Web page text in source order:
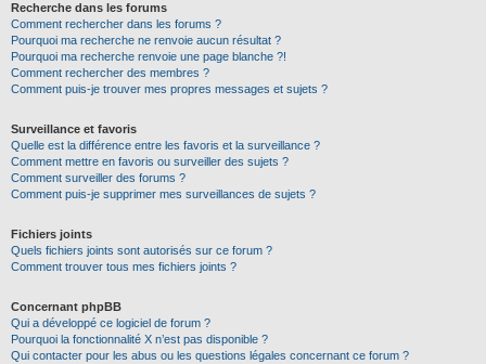
Recherche dans les forums
Comment rechercher dans les forums ?
Pourquoi ma recherche ne renvoie aucun résultat ?
Pourquoi ma recherche renvoie une page blanche ?!
Comment rechercher des membres ?
Comment puis-je trouver mes propres messages et sujets ?
Surveillance et favoris
Quelle est la différence entre les favoris et la surveillance ?
Comment mettre en favoris ou surveiller des sujets ?
Comment surveiller des forums ?
Comment puis-je supprimer mes surveillances de sujets ?
Fichiers joints
Quels fichiers joints sont autorisés sur ce forum ?
Comment trouver tous mes fichiers joints ?
Concernant phpBB
Qui a développé ce logiciel de forum ?
Pourquoi la fonctionnalité X n’est pas disponible ?
Qui contacter pour les abus ou les questions légales concernant ce forum ?